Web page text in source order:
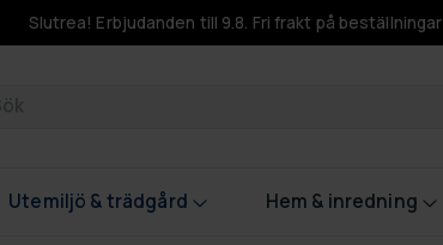
Slutrea! Erbjudanden till 9.8. Fri frakt på beställningar
Utemiljö & trädgård Hem & inredning